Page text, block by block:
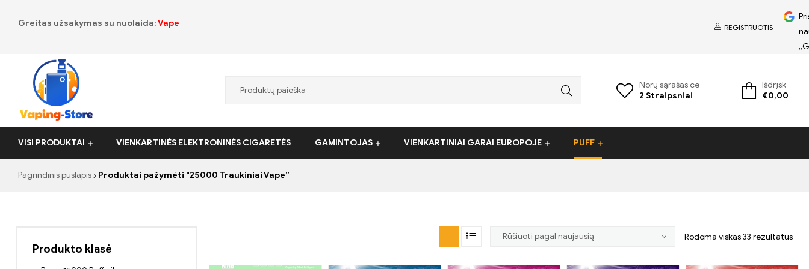
Greitas užsakymas su nuolaida:Vape REGISTRUOTIS
Vaping-
Store.de
Norų sąrašas ce
2 Straipsniai
Išdrįsk
€0,00
VISI PRODUKTAI VIENKARTINĖS ELEKTRONINĖS CIGARETĖS GAMINTOJAS VIENKARTINIAI GARAI EUROPOJE PUFF
Pagrindinis puslapis Produktai pažymėti "25000 Traukiniai Vape”
Rodoma viskas 33 rezultatus
Produkto klasė